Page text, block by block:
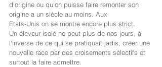
d'origine ou qu'on puisse faire remonter son
origine a un siècle au moins. Aux
Etats-Unis on se montre encore plus strict.
Un éleveur isolé ne peut plus de nos jours, à
l'inverse de ce qui se pratiquait jadis, créer une
nouvelle race par des croisements sélectifs et
surtout la faire admettre.